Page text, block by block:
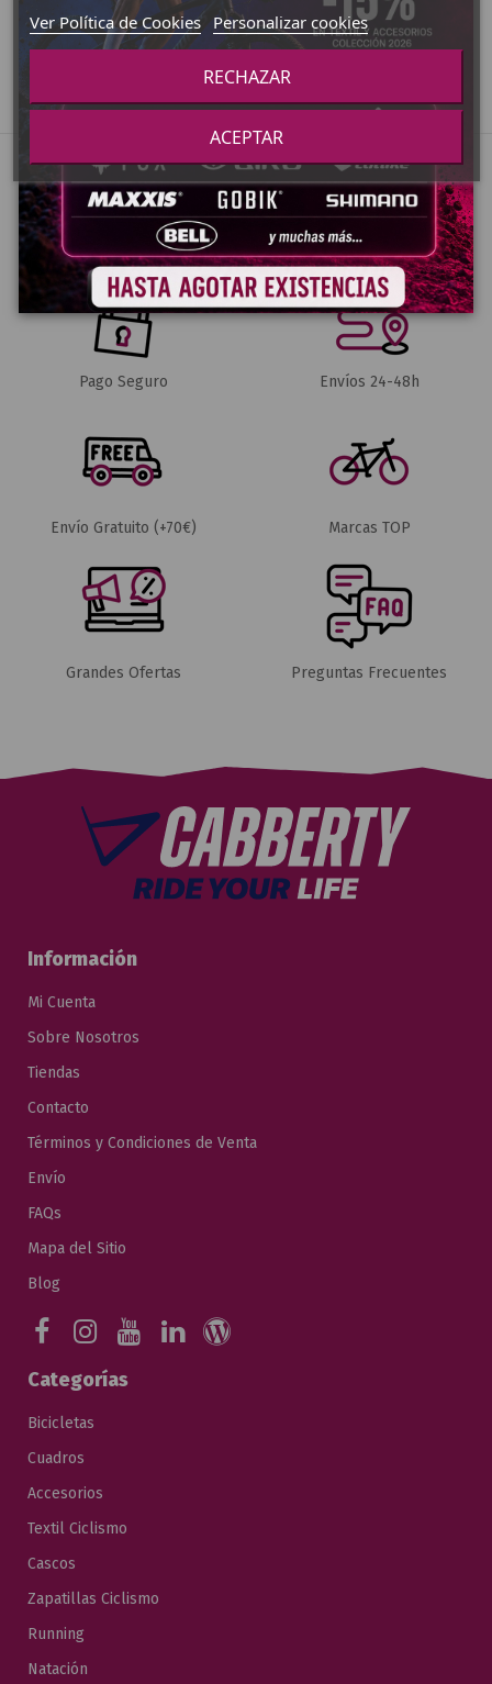
Añadir al carrito Añadir al carrito
Pago Seguro Envíos 24-48h
Envío Gratuito (+70€) Marcas TOP
Grandes Ofertas Preguntas Frecuentes
Información
Mi Cuenta
Sobre Nosotros
Tiendas
Contacto
Términos y Condiciones de Venta
Envío
FAQs
Mapa del Sitio
Blog
Categorías
Bicicletas
Cuadros
Accesorios
Textil Ciclismo
Cascos
Zapatillas Ciclismo
Running
Natación
Ver Política de Cookies Personalizar cookies
RECHAZAR
ACEPTAR